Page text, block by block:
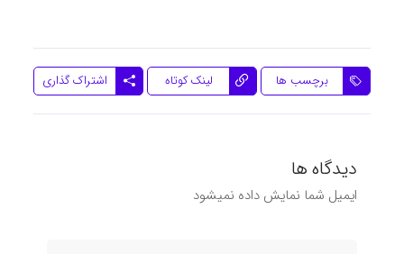
برچسب ها لینک کوتاه اشتراک گذاری
دیدگاه ها
ایمیل شما نمایش داده نمیشود